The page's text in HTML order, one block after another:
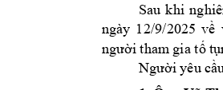
Sau khi
ngày 12/9/2025 về
người tham gia tố
Người yêu